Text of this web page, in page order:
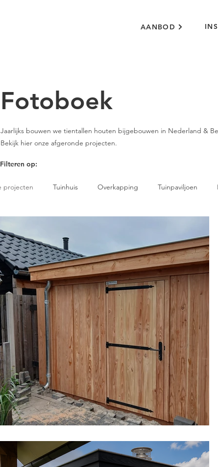
AANBOD
Fotoboek
Jaarlijks bouwen we tientallen houten bijgebouwen in Nederland &
Bekijk hier onze afgeronde projecten.
projecten Tuinhuis Overkapping Tuinpaviljoen
Filteren op: